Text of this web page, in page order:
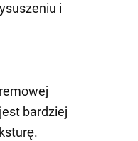
i
bardziej